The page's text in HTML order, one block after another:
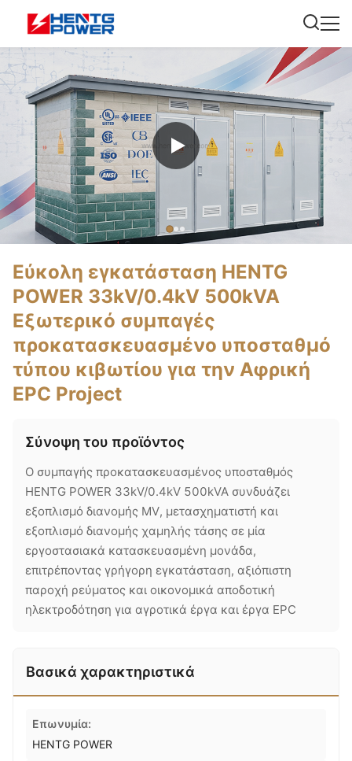
Εύκολη εγκατάσταση HENTG
POWER 33kV/0.4kV 500kVA
Εξωτερικό συμπαγές
προκατασκευασμένο υποσταθμό
τύπου κιβωτίου για την Αφρική
EPC Project
Σύνοψη του προϊόντος
Ο συμπαγής προκατασκευασμένος υποσταθμός
HENTG POWER 33kV/0.4kV 500kVA συνδυάζει
εξοπλισμό διανομής MV, μετασχηματιστή και
εξοπλισμό διανομής χαμηλής τάσης σε μία
εργοστασιακά κατασκευασμένη μονάδα,
επιτρέποντας γρήγορη εγκατάσταση, αξιόπιστη
παροχή ρεύματος και οικονομικά αποδοτική
ηλεκτροδότηση για αγροτικά έργα και έργα EPC
Βασικά χαρακτηριστικά
Επωνυμία:
HENTG POWER